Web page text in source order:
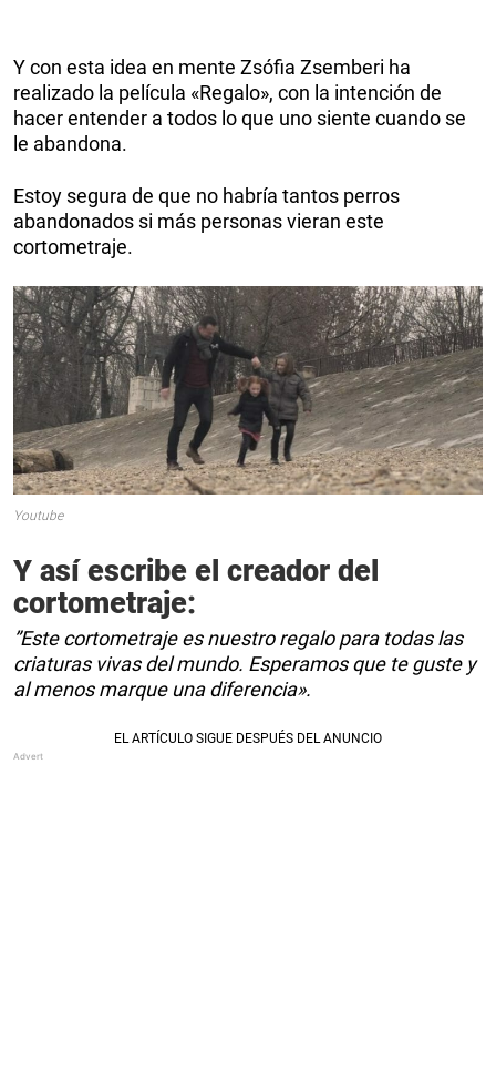
Y con esta idea en mente Zsófia Zsemberi ha
realizado la película «Regalo», con la intención de
hacer entender a todos lo que uno siente cuando se
le abandona.
Estoy segura de que no habría tantos perros
abandonados si más personas vieran este
cortometraje.
Youtube
Y así escribe el creador del
cortometraje:
”Este cortometraje es nuestro regalo para todas las
criaturas vivas del mundo. Esperamos que te guste y
al menos marque una diferencia».